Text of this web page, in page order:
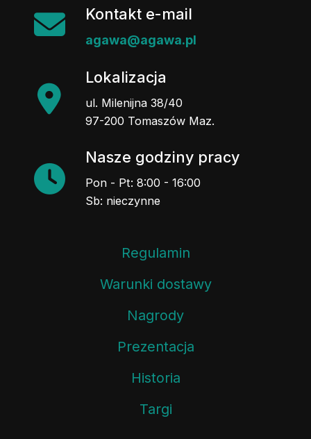
Kontakt e-mail
agawa@agawa.pl
Lokalizacja
ul. Milenijna 38/40
97-200 Tomaszów Maz.
Nasze godziny pracy
Pon - Pt: 8:00 - 16:00
Sb: nieczynne
Regulamin
Warunki dostawy
Nagrody
Prezentacja
Historia
Targi